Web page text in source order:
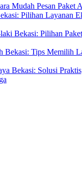
Mudah Pesan Paket
Pilihan Layanan
Bekasi: Pilihan
Bekasi: Tips Memilih
Bekasi: Solusi